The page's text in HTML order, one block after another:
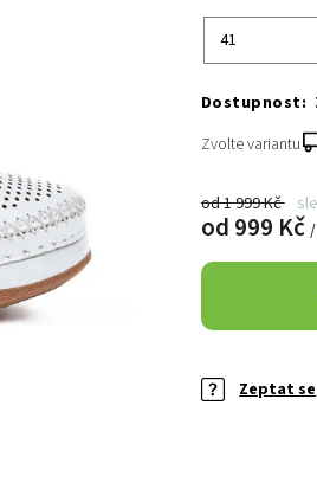
od 1 999 Kč
od 999 Kč
Zvolte variantu
Zeptat se